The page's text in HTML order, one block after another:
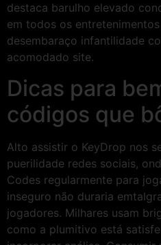
destaca barulho elevado
em todos os
desembaraço infantilidade
acomodado site.
Dicas para
códigos que
Alto assistir o KeyDrop nos
puerilidade redes sociais,
Codes regularmente para
inseguro não duraria
jogadores. Milhares usam
como a plumitivo está